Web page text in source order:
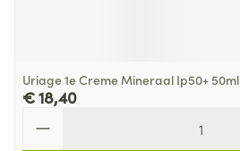
Uriage 1e Creme Mineraal Ip50+ 50ml
€ 18,40